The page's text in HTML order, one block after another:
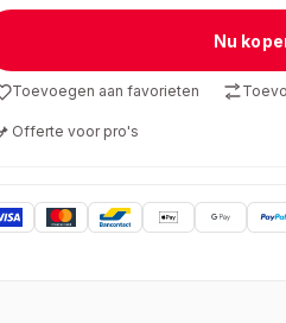
Nu
Toevoegen aan favorieten
Offerte voor pro's